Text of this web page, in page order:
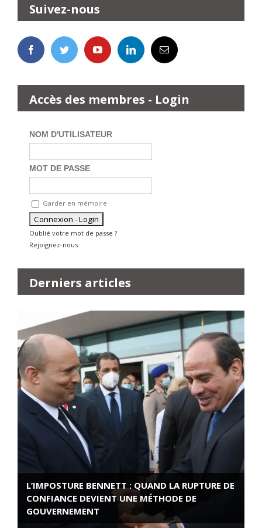
Suivez-nous
Accès des membres - Login
NOM D'UTILISATEUR
MOT DE PASSE
Garder en mémoire
Oublié votre mot de passe ?
Rejoignez-nous
Derniers articles
L’IMPOSTURE BENNETT : QUAND LA RUPTURE DE
CONFIANCE DEVIENT UNE MÉTHODE DE
GOUVERNEMENT